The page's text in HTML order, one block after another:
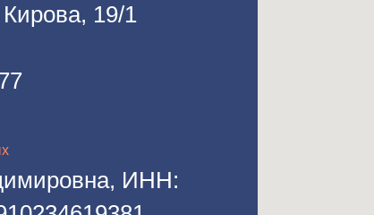
19/1
ИНН: